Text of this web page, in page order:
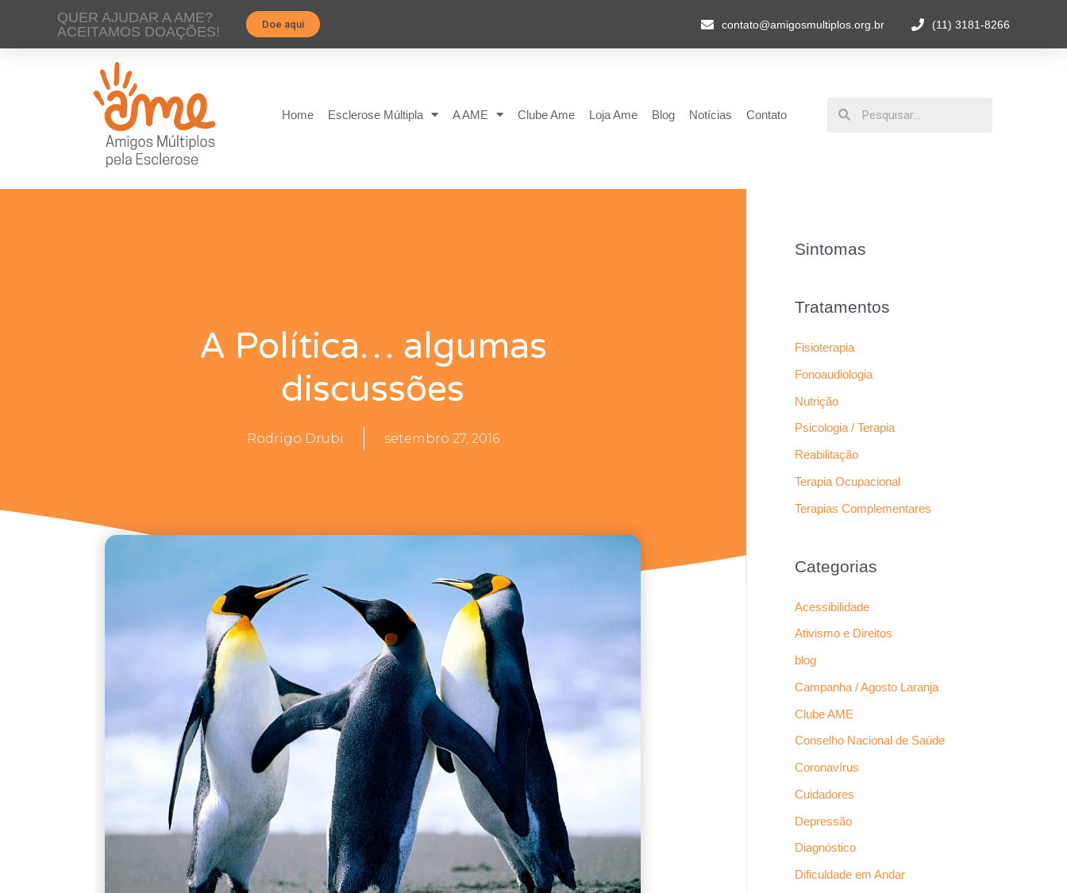
QUER AJUDAR A AME?
ACEITAMOS DOAÇÕES!
Doe aqui contato@amigosmultiplos.org.br (11) 3181-8266
Home Esclerose Múltipla A AME Clube Ame Loja Ame Blog Notícias Contato
A Política… algumas
discussões
Rodrigo Drubi setembro 27, 2016
Sintomas
Tratamentos
Fisioterapia
Fonoaudiologia
Nutrição
Psicologia / Terapia
Reabilitação
Terapia Ocupacional
Terapias Complementares
Categorias
Acessibilidade
Ativismo e Direitos
blog
Campanha / Agosto Laranja
Clube AME
Conselho Nacional de Saúde
Coronavírus
Cuidadores
Depressão
Diagnóstico
Dificuldade em Andar